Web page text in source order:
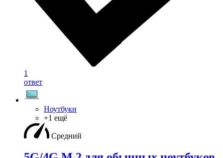
1
ответ
Ноутбуки
+1 ещё
Средний